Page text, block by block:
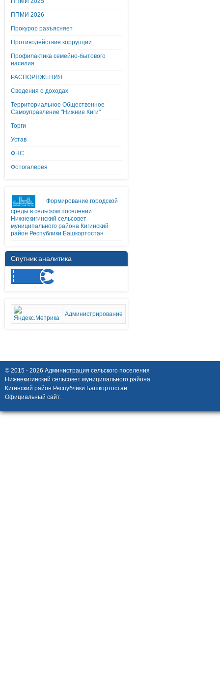
ППМИ 2026
Прокурор разъясняет
Противодействие коррупции
Профилактика семейно-бытового
насилия
РАСПОРЯЖЕНИЯ
Сведения о доходах
Территориальное Общественное
Самоуправление "Нижние Киги"
Торги
Устав
ФНС
Фотогалерея
Формирование городской
среды в сельском поселении
Нижнекигинский сельсовет
муниципального района Кигинский
район Республики Башкортостан
Спутник аналитика
Администрирование
© 2015 - 2026 Администрация сельского поселения
Нижнекигинский сельсовет муниципального района
Кигинский район Республики Башкортостан
Официальный сайт.